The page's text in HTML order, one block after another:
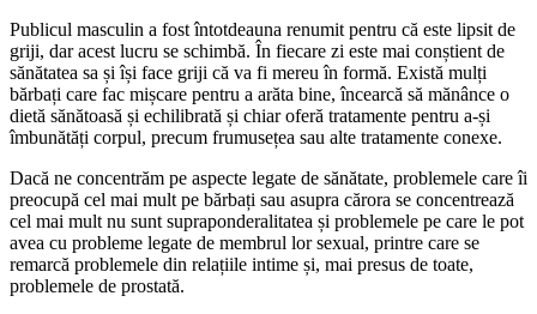
Publicul masculin a fost întotdeauna renumit pentru că este lipsit de
griji, dar acest lucru se schimbă. În fiecare zi este mai conștient de
sănătatea sa și își face griji că va fi mereu în formă. Există mulți
bărbați care fac mișcare pentru a arăta bine, încearcă să mănânce o
dietă sănătoasă și echilibrată și chiar oferă tratamente pentru a-și
îmbunătăți corpul, precum frumusețea sau alte tratamente conexe.
Dacă ne concentrăm pe aspecte legate de sănătate, problemele care îi
preocupă cel mai mult pe bărbați sau asupra cărora se concentrează
cel mai mult nu sunt supraponderalitatea și problemele pe care le pot
avea cu probleme legate de membrul lor sexual, printre care se
remarcă problemele din relațiile intime și, mai presus de toate,
problemele de prostată.